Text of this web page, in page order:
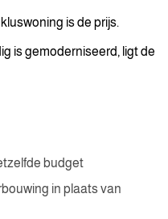
is de prijs.
is gemoderniseerd, ligt de
budget
in plaats van